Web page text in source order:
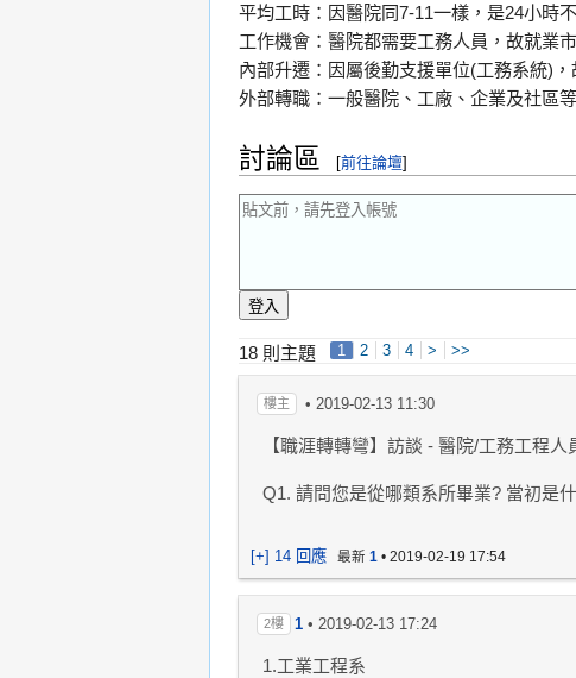
平均工時：因醫院同7-11一樣，是24小時
工作機會：醫院都需要工務人員，故就業
內部升遷：因屬後勤支援單位(工務系統)
外部轉職：一般醫院、工廠、企業及社區
討論區 [前往論壇]
18 則主題 1 2 3 4 > >>
樓主 • 2019-02-13 11:30
【職涯轉轉彎】訪談 - 醫院/工務工程人
Q1. 請問您是從哪類系所畢業? 當初是
[+] 14 回應 最新 1 • 2019-02-19 17:54
2樓 1 • 2019-02-13 17:24
1.工業工程系